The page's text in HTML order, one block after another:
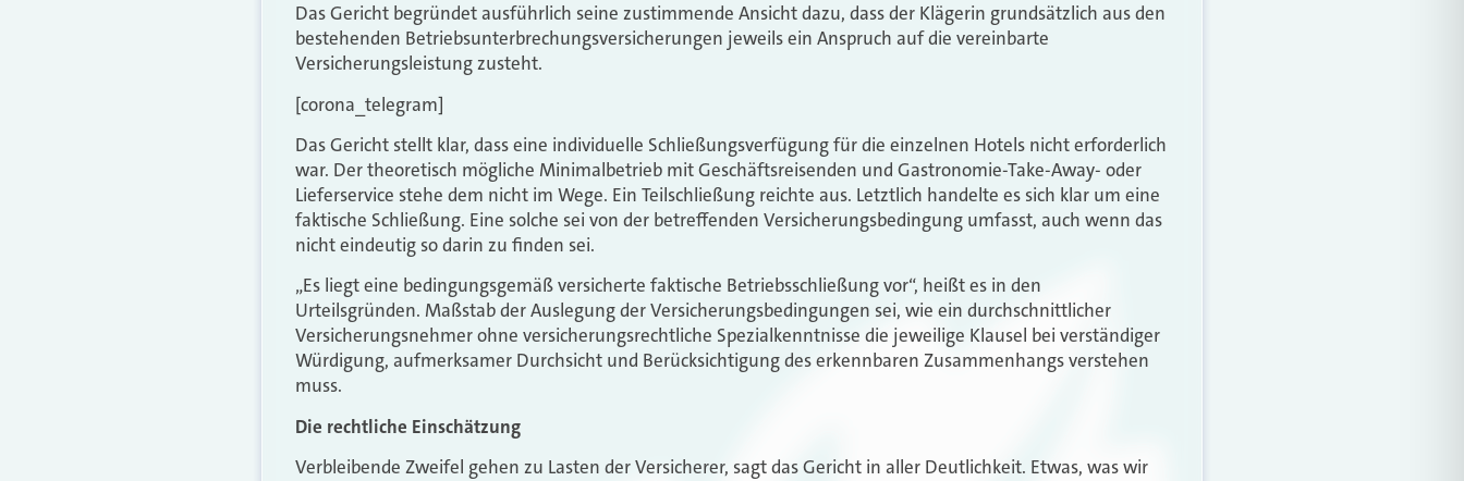
Das Gericht begründet ausführlich seine zustimmende Ansicht dazu, dass der Klägerin grundsätzlich aus den
bestehenden Betriebsunterbrechungsversicherungen jeweils ein Anspruch auf die vereinbarte
Versicherungsleistung zusteht.
[corona_telegram]
Das Gericht stellt klar, dass eine individuelle Schließungsverfügung für die einzelnen Hotels nicht erforderlich
war. Der theoretisch mögliche Minimalbetrieb mit Geschäftsreisenden und Gastronomie-Take-Away- oder
Lieferservice stehe dem nicht im Wege. Ein Teilschließung reichte aus. Letztlich handelte es sich klar um eine
faktische Schließung. Eine solche sei von der betreffenden Versicherungsbedingung umfasst, auch wenn das
nicht eindeutig so darin zu finden sei.
„Es liegt eine bedingungsgemäß versicherte faktische Betriebsschließung vor“, heißt es in den
Urteilsgründen. Maßstab der Auslegung der Versicherungsbedingungen sei, wie ein durchschnittlicher
Versicherungsnehmer ohne versicherungsrechtliche Spezialkenntnisse die jeweilige Klausel bei verständiger
Würdigung, aufmerksamer Durchsicht und Berücksichtigung des erkennbaren Zusammenhangs verstehen
muss.
Die rechtliche Einschätzung
Verbleibende Zweifel gehen zu Lasten der Versicherer, sagt das Gericht in aller Deutlichkeit. Etwas, was wir